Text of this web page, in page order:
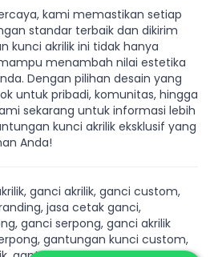
kami memastikan setiap
standar terbaik dan dikirim
kunci akrilik ini tidak hanya
menambah nilai estetika
Dengan pilihan desain yang
untuk pribadi, komunitas, hingga
sekarang untuk informasi lebih
kunci akrilik eksklusif yang
Anda!
ganci akrilik, ganci custom,
jasa cetak ganci,
ganci serpong, ganci akrilik
gantungan kunci custom,